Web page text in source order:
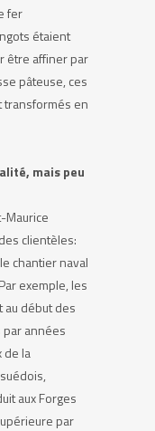
fer
étaient
être affiner par
pâteuse, ces
transformés en
mais peu
Maurice
clientèles:
chantier naval
exemple, les
au début des
années
de la
aux Forges
par